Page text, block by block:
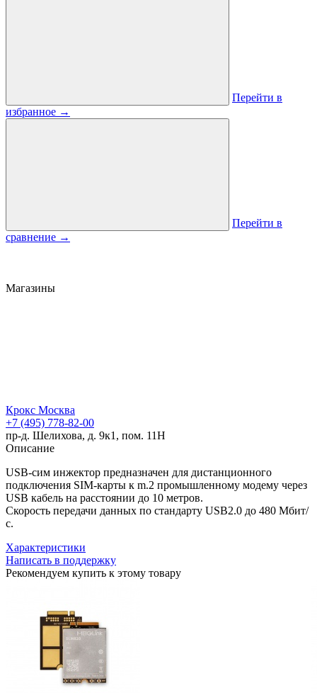
Перейти в
избранное →
Перейти в
сравнение →
Магазины
Крокс Москва
+7 (495) 778-82-00
пр-д. Шелихова, д. 9к1, пом. 11Н
Описание
USB-сим инжектор предназначен для дистанционного
подключения SIM-карты к m.2 промышленному модему через
USB кабель на расстоянии до 10 метров.
Скорость передачи данных по стандарту USB2.0 до 480 Мбит/
с.
Характеристики
Написать в поддержку
Рекомендуем купить к этому товару